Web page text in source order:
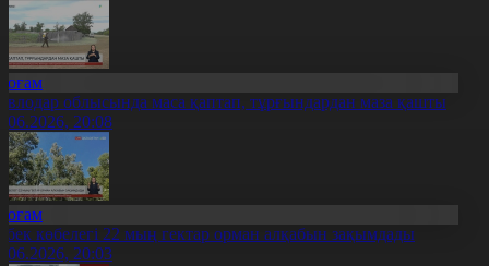
облысында маса қаптап, тұрғындардан маза қашты
20:08
көбелегі 22 мың гектар орман алқабын зақымдады
20:03